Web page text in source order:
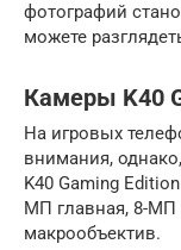
фотографий
можете
Камеры K40
На игровых
внимания,
K40 Gaming
МП главная, 8-МП
макрообъектив.